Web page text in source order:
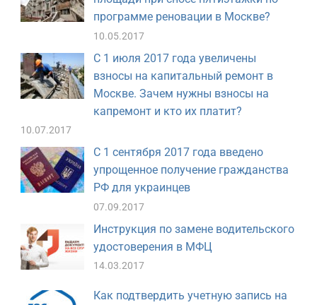
программе реновации в Москве?
10.05.2017
С 1 июля 2017 года увеличены
взносы на капитальный ремонт в
Москве. Зачем нужны взносы на
капремонт и кто их платит?
10.07.2017
С 1 сентября 2017 года введено
упрощенное получение гражданства
РФ для украинцев
07.09.2017
Инструкция по замене водительского
удостоверения в МФЦ
14.03.2017
Как подтвердить учетную запись на